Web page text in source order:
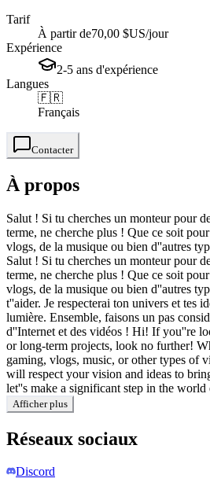
Tarif
À partir de70,00 $US/jour
Expérience
2-5 ans d'expérience
Langues
🇫🇷
Français
Contacter
À propos
Salut ! Si tu cherches un monteur pour
terme, ne cherche plus ! Que ce soit
vlogs, de la musique ou bien d''autres
Salut ! Si tu cherches un monteur pour
terme, ne cherche plus ! Que ce soit
vlogs, de la musique ou bien d''autres
t''aider. Je respecterai ton univers et tes
lumière. Ensemble, faisons un pas
d''Internet et des vidéos ! Hi! If you''re
or long-term projects, look no further!
gaming, vlogs, music, or other types of
will respect your vision and ideas to
let''s make a significant step in the
Afficher plus
Réseaux sociaux
Discord